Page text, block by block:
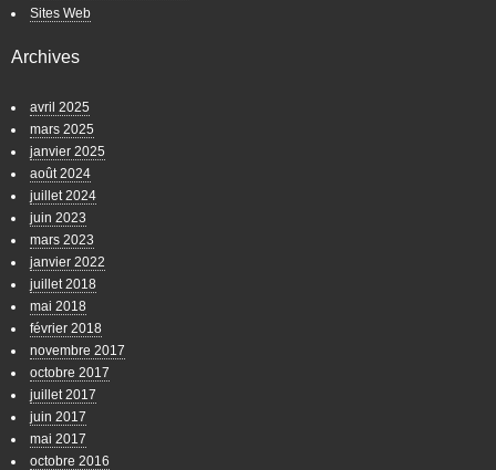
Sites Web
Archives
avril 2025
mars 2025
janvier 2025
août 2024
juillet 2024
juin 2023
mars 2023
janvier 2022
juillet 2018
mai 2018
février 2018
novembre 2017
octobre 2017
juillet 2017
juin 2017
mai 2017
octobre 2016